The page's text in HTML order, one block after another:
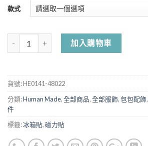
款式
加入購物車
貨號:HE0141-48022
分類:Human Made,全部商品,全部服飾,包包配飾,
件
標籤:冰箱貼,磁力貼